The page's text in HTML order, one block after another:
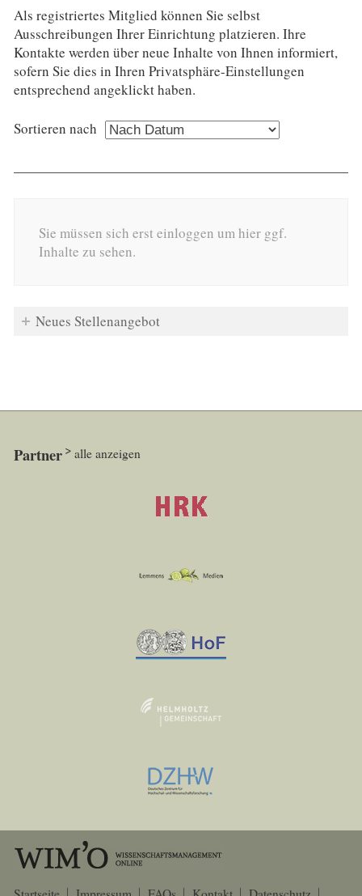
Als registriertes Mitglied können Sie selbst
Ausschreibungen Ihrer Einrichtung platzieren. Ihre
Kontakte werden über neue Inhalte von Ihnen informiert,
sofern Sie dies in Ihren Privatsphäre-Einstellungen
entsprechend angeklickt haben.
Sortieren nach
Sie müssen sich erst einloggen um hier ggf.
Inhalte zu sehen.
Neues Stellenangebot
Partner alle anzeigen